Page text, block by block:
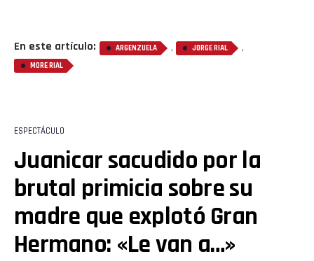
En este artículo: ARGENZUELA , JORGE RIAL ,
MORE RIAL
ESPECTÁCULO
Juanicar sacudido por la
brutal primicia sobre su
madre que explotó Gran
Hermano: «Le van a…»